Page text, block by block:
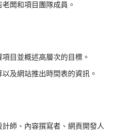
闆和項目團隊成員。
目並概述高層次的目標。
及網站推出時間表的資訊。
師、內容撰寫者、網頁開發人